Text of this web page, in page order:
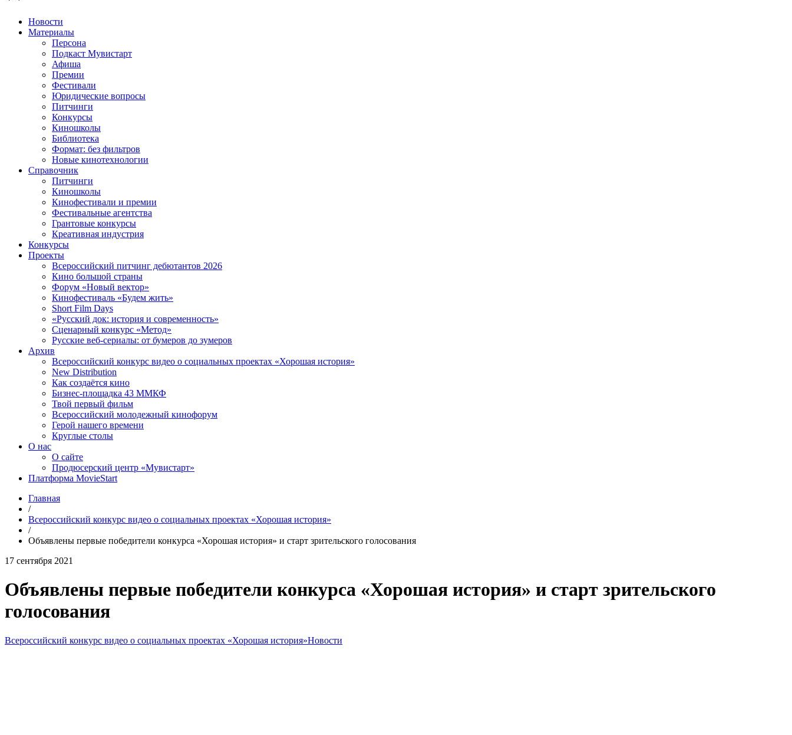
Новости
Материалы
Персона
Подкаст Мувистарт
Афиша
Премии
Фестивали
Юридические вопросы
Питчинги
Конкурсы
Киношколы
Библиотека
Формат: без фильтров
Новые кинотехнологии
Справочник
Питчинги
Киношколы
Кинофестивали и премии
Фестивальные агентства
Грантовые конкурсы
Креативная индустрия
Конкурсы
Проекты
Всероссийский питчинг дебютантов 2026
Кино большой страны
Форум «Новый вектор»
Кинофестиваль «Будем жить»
Short Film Days
«Русский док: история и современность»
Сценарный конкурс «Метод»
Русские веб-сериалы: от бумеров до зумеров
Архив
Всероссийский конкурс видео о социальных проектах «Хорошая история»
New Distribution
Как создаётся кино
Бизнес-площадка 43 ММКФ
Твой первый фильм
Всероссийский молодежный кинофорум
Герой нашего времени
Круглые столы
О нас
О сайте
Продюсерский центр «Мувистарт»
Платформа MovieStart
Главная
/
Всероссийский конкурс видео о социальных проектах «Хорошая история»
/
Объявлены первые победители конкурса «Хорошая история» и старт зрительского голосования
17 сентября 2021
Объявлены первые победители конкурса «Хорошая история» и старт зрительского
голосования
Всероссийский конкурс видео о социальных проектах «Хорошая история»Новости